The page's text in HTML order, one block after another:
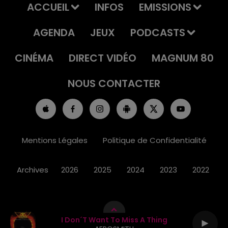
I Don´t Want To Miss A Thing
ACCUEIL INFOS
EMISSIONS
AGENDA
JEUX
PODCASTS
CINÉMA
DIRECT VIDÉO
MAGNUM 80
NOUS CONTACTER
Mentions Légales Politique de Confidentialité
Archives 2026 2025 2024 2023 2022